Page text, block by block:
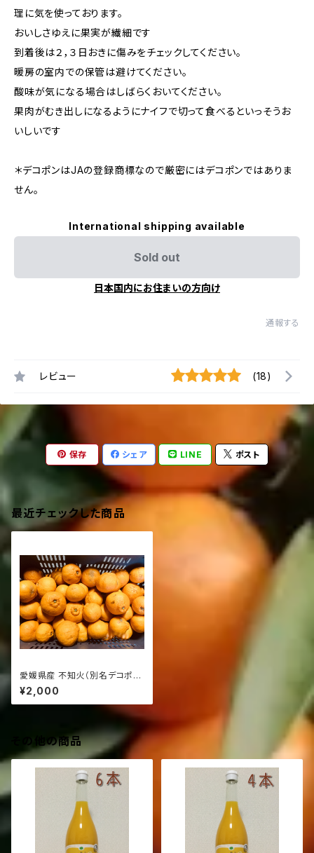
理に気を使っております。
おいしさゆえに果実が繊細です
到着後は２，３日おきに傷みをチェックしてください。
暖房の室内での保管は避けてください。
酸味が気になる場合はしばらくおいてください。
果肉がむき出しになるようにナイフで切って食べるといっそうお
いしいです
＊デコポンはJAの登録商標なので厳密にはデコポンではありま
せん。
International shipping available
Sold out
日本国内にお住まいの方向け
通報する
レビュー (18)
保存 シェア LINE ポスト
最近チェックした商品
愛媛県産 不知火（別名デコポ
ン） 家庭用 5Kg（発送サイズ8
0）
¥2,000
その他の商品